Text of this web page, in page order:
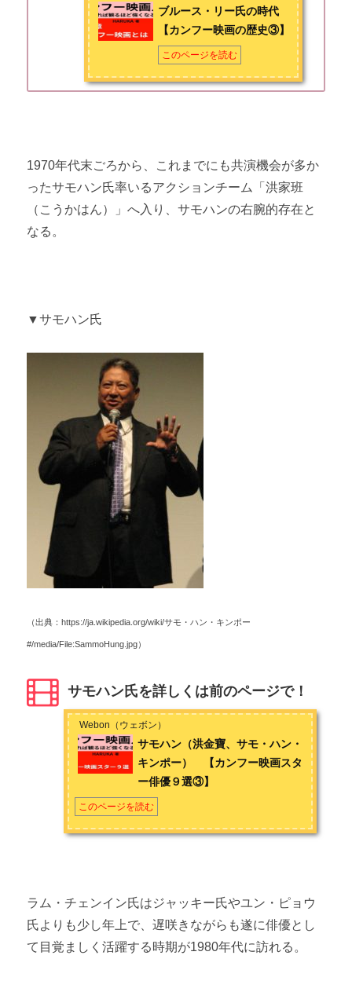
ブルース・リー氏の時代
【カンフー映画の歴史③】
このページを読む
1970年代末ごろから、これまでにも共演機会が多か
ったサモハン氏率いるアクションチーム「洪家班
（こうかはん）」へ入り、サモハンの右腕的存在と
なる。
▼サモハン氏
（出典：https://ja.wikipedia.org/wiki/サモ・ハン・キンポー
#/media/File:SammoHung.jpg）
サモハン氏を詳しくは前のページで！
Webon（ウェボン）
サモハン（洪金寶、サモ・ハン・
キンポー） 【カンフー映画スタ
ー俳優９選③】
このページを読む
ラム・チェンイン氏はジャッキー氏やユン・ピョウ
氏よりも少し年上で、遅咲きながらも遂に俳優とし
て目覚ましく活躍する時期が1980年代に訪れる。